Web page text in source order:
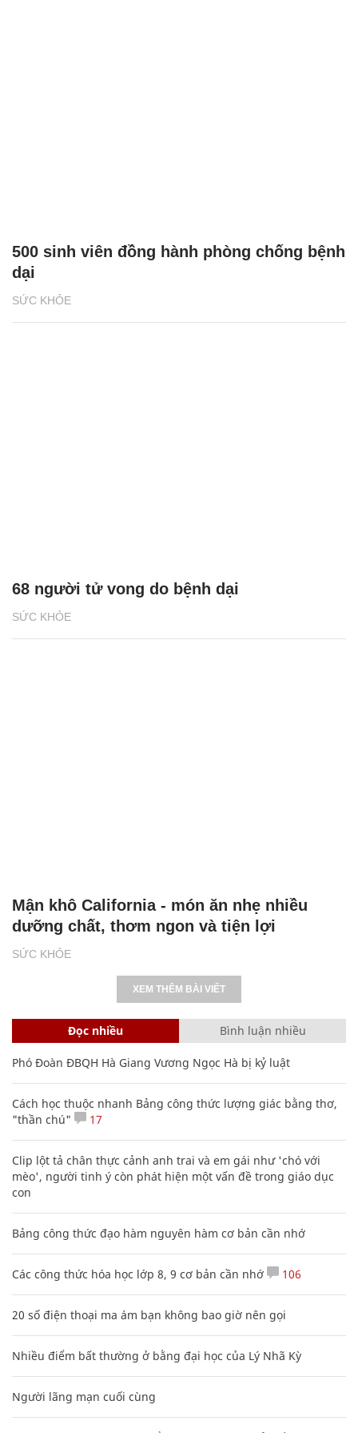
SỨC KHỎE
500 sinh viên đồng hành phòng chống bệnh
dại
SỨC KHỎE
68 người tử vong do bệnh dại
SỨC KHỎE
Mận khô California - món ăn nhẹ nhiều
dưỡng chất, thơm ngon và tiện lợi
XEM THÊM BÀI VIẾT
Đọc nhiều Bình luận nhiều
Phó Đoàn ĐBQH Hà Giang Vương Ngọc Hà bị kỷ luật
Cách học thuộc nhanh Bảng công thức lượng giác bằng thơ,
"thần chú"
17
Clip lột tả chân thực cảnh anh trai và em gái như 'chó với
mèo', người tinh ý còn phát hiện một vấn đề trong giáo dục
con
Bảng công thức đạo hàm nguyên hàm cơ bản cần nhớ
Các công thức hóa học lớp 8, 9 cơ bản cần nhớ 106
20 số điện thoại ma ám bạn không bao giờ nên gọi
Nhiều điểm bất thường ở bằng đại học của Lý Nhã Kỳ
Người lãng mạn cuối cùng